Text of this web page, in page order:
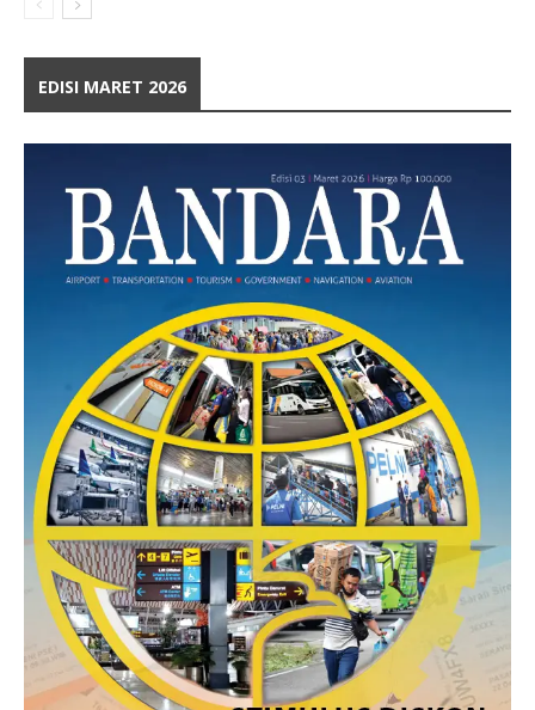
EDISI MARET 2026